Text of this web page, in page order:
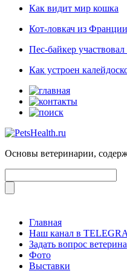
Как видит мир кошка
Кот-ловкач из
Пес-байкер
Как устроен
Основы ветеринарии,
Главная
Наш канал в
Задать вопрос
Фото
Выставки